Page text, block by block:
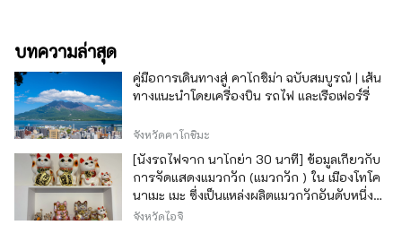
บทความล่าสุด
คู่มือการเดินทางสู่ คาโกชิม่า ฉบับสมบูรณ์ | เส้น
ทางแนะนำโดยเครื่องบิน รถไฟ และเรือเฟอร์รี่
จังหวัดคาโกชิมะ
[นั่งรถไฟจาก นาโกย่า 30 นาที] ข้อมูลเกี่ยวกับ
การจัดแสดงแมวกวัก (แมวกวัก ) ใน เมืองโทโค
นาเมะ เมะ ซึ่งเป็นแหล่งผลิตแมวกวักอันดับหนึ่ง
ของญี่ปุ่น
จังหวัดไอจิ